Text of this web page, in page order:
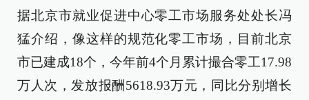
据北京市就业促进中心零工市场服务处处长冯
猛介绍，像这样的规范化零工市场，目前北京
市已建成18个，今年前4个月累计撮合零工17.98
万人次，发放报酬5618.93万元，同比分别增长